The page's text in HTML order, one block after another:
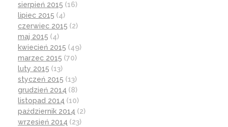
sierpień 2015 (16)
lipiec 2015 (4)
czerwiec 2015 (2)
maj 2015 (4)
kwiecień 2015 (49)
marzec 2015 (70)
luty 2015 (13)
styczeń 2015 (13)
grudzień 2014 (8)
listopad 2014 (10)
październik 2014 (2)
wrzesień 2014 (23)